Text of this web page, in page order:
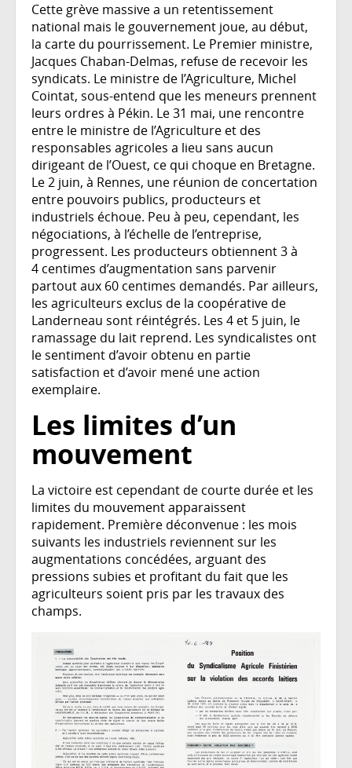
Cette grève massive a un retentissement
national mais le gouvernement joue, au début,
la carte du pourrissement. Le Premier ministre,
Jacques Chaban-Delmas, refuse de recevoir les
syndicats. Le ministre de l’Agriculture, Michel
Cointat, sous-entend que les meneurs prennent
leurs ordres à Pékin. Le 31 mai, une rencontre
entre le ministre de l’Agriculture et des
responsables agricoles a lieu sans aucun
dirigeant de l’Ouest, ce qui choque en Bretagne.
Le 2 juin, à Rennes, une réunion de concertation
entre pouvoirs publics, producteurs et
industriels échoue. Peu à peu, cependant, les
négociations, à l’échelle de l’entreprise,
progressent. Les producteurs obtiennent 3 à
4 centimes d’augmentation sans parvenir
partout aux 60 centimes demandés. Par ailleurs,
les agriculteurs exclus de la coopérative de
Landerneau sont réintégrés. Les 4 et 5 juin, le
ramassage du lait reprend. Les syndicalistes ont
le sentiment d’avoir obtenu en partie
satisfaction et d’avoir mené une action
exemplaire.
Les limites d’un
mouvement
La victoire est cependant de courte durée et les
limites du mouvement apparaissent
rapidement. Première déconvenue : les mois
suivants les industriels reviennent sur les
augmentations concédées, arguant des
pressions subies et profitant du fait que les
agriculteurs soient pris par les travaux des
champs.